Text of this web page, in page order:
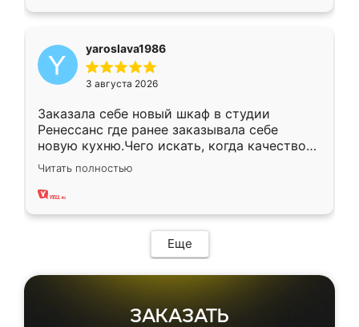
yaroslava1986
3 августа 2026
Заказала себе новый шкаф в студии
Ренессанс где ранее заказывала себе
новую кухню.Чего искать, когда качеством
вполне довольна. Служит кухня уже почти
два года, нареканий нет.
Читать полностью
Еще
ЗАКАЗАТЬ